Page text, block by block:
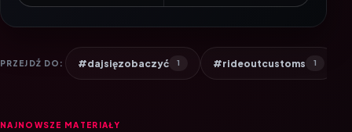
PRZEJDŹ DO: #dajsięzobaczyć 1 #rideoutcustoms 1
NAJNOWSZE MATERIAŁY